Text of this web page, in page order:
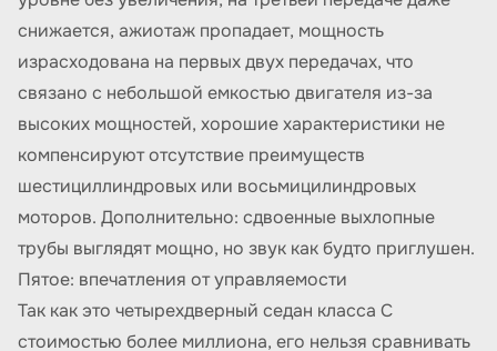
снижается, ажиотаж пропадает, мощность
израсходована на первых двух передачах, что
связано с небольшой емкостью двигателя из-за
высоких мощностей, хорошие характеристики не
компенсируют отсутствие преимуществ
шестициллиндровых или восьмицилиндровых
моторов. Дополнительно: сдвоенные выхлопные
трубы выглядят мощно, но звук как будто приглушен.
Пятое: впечатления от управляемости
Так как это четырехдверный седан класса C
стоимостью более миллиона, его нельзя сравнивать